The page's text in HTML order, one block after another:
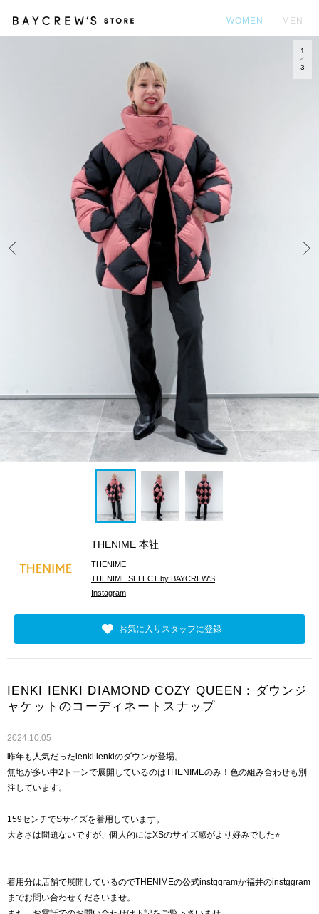
WOMEN MEN
1
3
THENIME 本社
THENIME
THENIME SELECT by BAYCREW'S
Instagram
お気に入りスタッフに登録
IENKI IENKI DIAMOND COZY QUEEN：ダウンジ
ャケットのコーディネートスナップ
2024.10.05
昨年も人気だったienki ienkiのダウンが登場。
無地が多い中2トーンで展開しているのはTHENIMEのみ！色の組み合わせも別
注しています。
159センチでSサイズを着用しています。
大きさは問題ないですが、個人的にはXSのサイズ感がより好みでした⭐︎
着用分は店舗で展開しているのでTHENIMEの公式instggramか福井のinstggram
までお問い合わせくださいませ。